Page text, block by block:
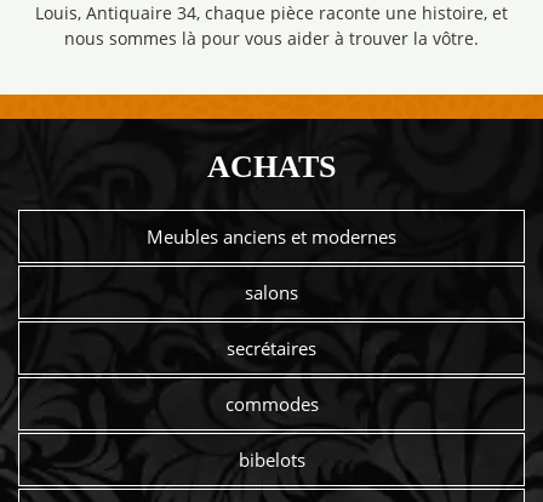
Louis, Antiquaire 34, chaque pièce raconte une histoire, et
nous sommes là pour vous aider à trouver la vôtre.
ACHATS
Meubles anciens et modernes
salons
secrétaires
commodes
bibelots